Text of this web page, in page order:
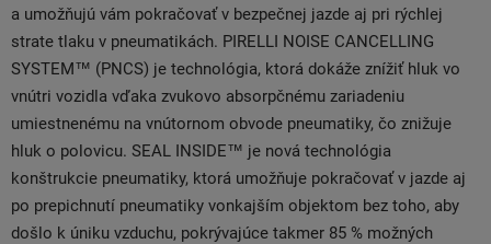
a umožňujú vám pokračovať v bezpečnej jazde aj pri rýchlej
strate tlaku v pneumatikách. PIRELLI NOISE CANCELLING
SYSTEM™ (PNCS) je technológia, ktorá dokáže znížiť hluk vo
vnútri vozidla vďaka zvukovo absorpčnému zariadeniu
umiestnenému na vnútornom obvode pneumatiky, čo znižuje
hluk o polovicu. SEAL INSIDE™ je nová technológia
konštrukcie pneumatiky, ktorá umožňuje pokračovať v jazde aj
po prepichnutí pneumatiky vonkajším objektom bez toho, aby
došlo k úniku vzduchu, pokrývajúce takmer 85 % možných